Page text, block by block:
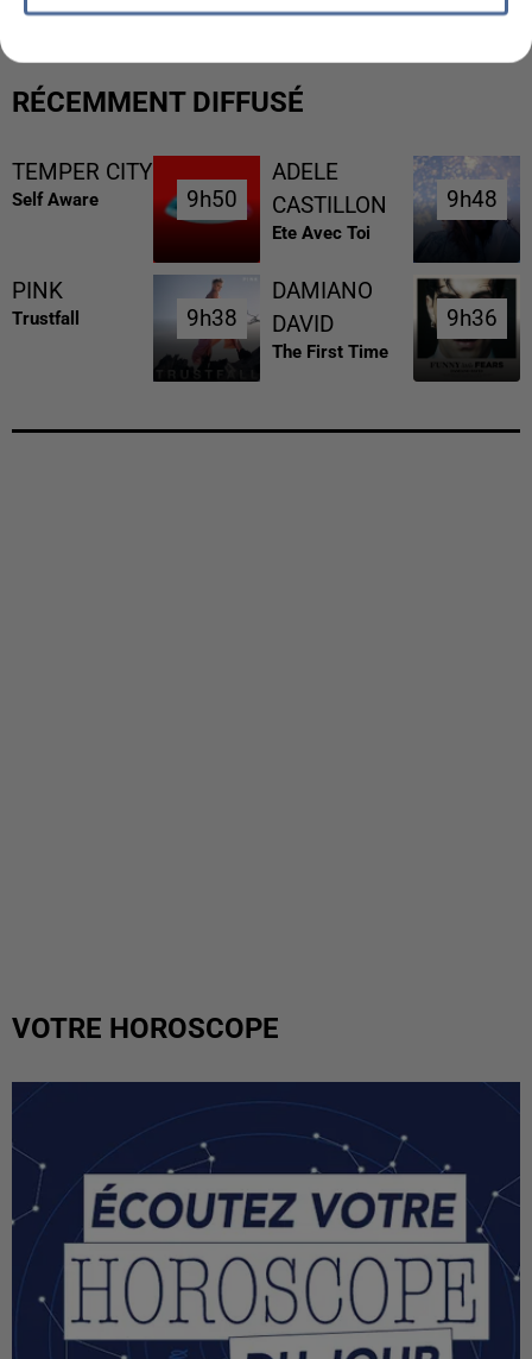
RÉCEMMENT DIFFUSÉ
TEMPER CITY
Self Aware 9h50
9h50
ADELE
CASTILLON
Ete Avec Toi
9h48
9h48
PINK
Trustfall 9h38
9h38
DAMIANO
DAVID
The First Time
9h36
9h36
VOTRE HOROSCOPE